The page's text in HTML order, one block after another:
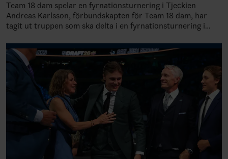
Team 18 dam spelar en fyrnationsturnering i Tjeckien
Andreas Karlsson, förbundskapten för Team 18 dam, har
tagit ut truppen som ska delta i en fyrnationsturnering i